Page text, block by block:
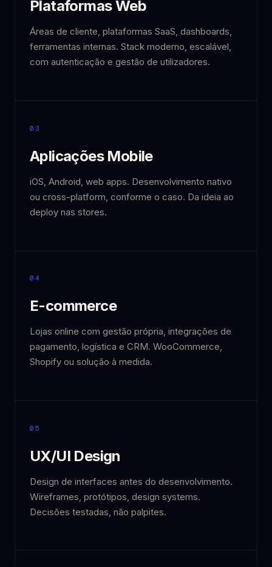
Plataformas Web
Áreas de cliente, plataformas SaaS, dashboards,
ferramentas internas. Stack moderno, escalável,
com autenticação e gestão de utilizadores.
03
Aplicações Mobile
iOS, Android, web apps. Desenvolvimento nativo
ou cross-platform, conforme o caso. Da ideia ao
deploy nas stores.
04
E-commerce
Lojas online com gestão própria, integrações de
pagamento, logística e CRM. WooCommerce,
Shopify ou solução à medida.
05
UX/UI Design
Design de interfaces antes do desenvolvimento.
Wireframes, protótipos, design systems.
Decisões testadas, não palpites.